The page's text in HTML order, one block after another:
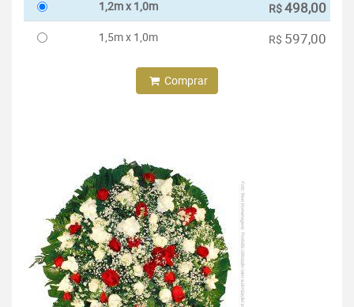
1,2m x 1,0m R$498,00
1,5m x 1,0m R$ 597,00
Comprar